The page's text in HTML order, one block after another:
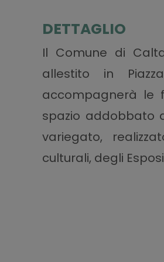
DETTAGLIO
Il Comune di
allestito in
accompagnerà le
spazio addobbato
variegato,
culturali, degli